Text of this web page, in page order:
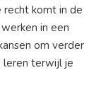
komt in de
in een
om verder
leren terwijl je